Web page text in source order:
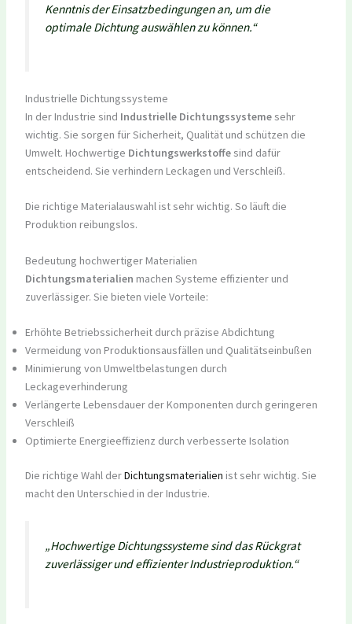
Kenntnis der Einsatzbedingungen an, um die
optimale Dichtung auswählen zu können.“
Industrielle Dichtungssysteme
In der Industrie sind Industrielle Dichtungssystemesehr
wichtig. Sie sorgen für Sicherheit, Qualität und schützen die
Umwelt. Hochwertige Dichtungswerkstoffesind dafür
entscheidend. Sie verhindern Leckagen und Verschleiß.
Die richtige Materialauswahl ist sehr wichtig. So läuft die
Produktion reibungslos.
Bedeutung hochwertiger Materialien
Dichtungsmaterialien machen Systeme effizienter und
zuverlässiger. Sie bieten viele Vorteile:
Erhöhte Betriebssicherheit durch präzise Abdichtung
Vermeidung von Produktionsausfällen und Qualitätseinbußen
Minimierung von Umweltbelastungen durch
Leckageverhinderung
Verlängerte Lebensdauer der Komponenten durch geringeren
Verschleiß
Optimierte Energieeffizienz durch verbesserte Isolation
Die richtige Wahl derDichtungsmaterialien ist sehr wichtig. Sie
macht den Unterschied in der Industrie.
„Hochwertige Dichtungssysteme sind das Rückgrat
zuverlässiger und effizienter Industrieproduktion.“